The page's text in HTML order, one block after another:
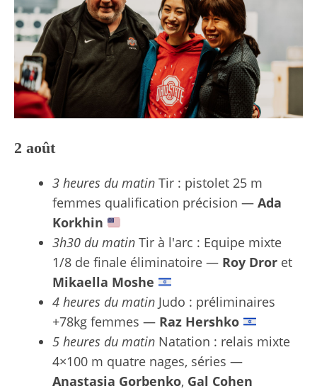
2 août
3 heures du matin Tir : pistolet 25 m
femmes qualification précision — Ada
Korkhin
3h30 du matin Tir à l'arc : Equipe mixte
1/8 de finale éliminatoire — Roy Dror et
Mikaella Moshe
4 heures du matin Judo : préliminaires
+78kg femmes — Raz Hershko
5 heures du matin Natation : relais mixte
4×100 m quatre nages, séries —
Anastasia Gorbenko, Gal Cohen